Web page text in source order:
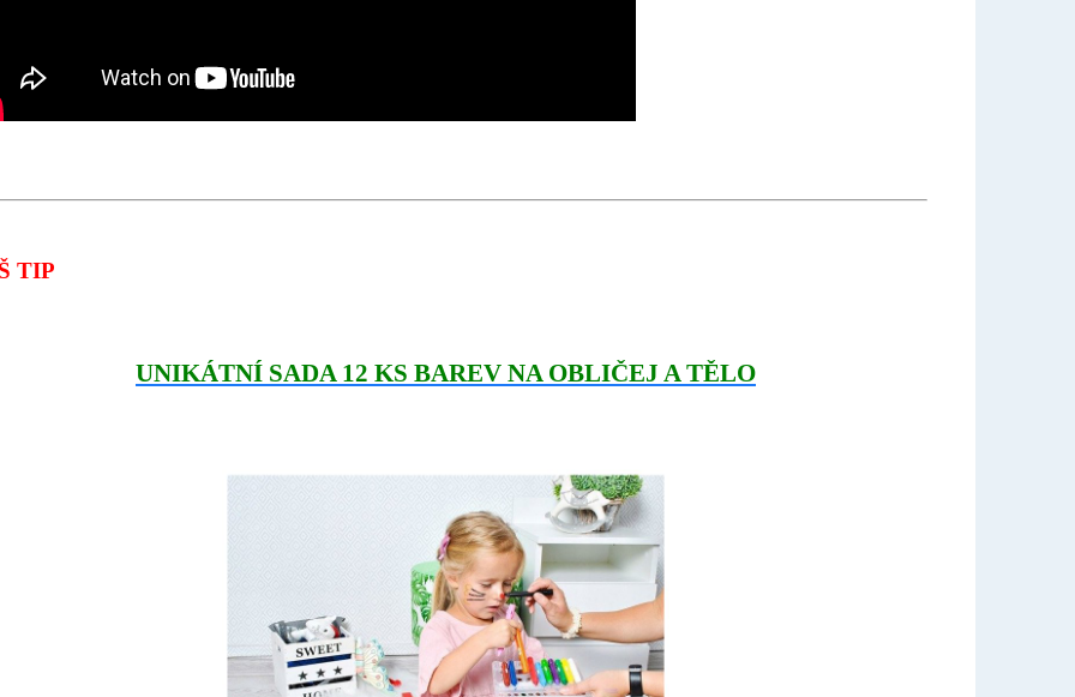
TIP
UNIKÁTNÍ SADA 12 KS BAREV NA OBLIČEJ A TĚLO